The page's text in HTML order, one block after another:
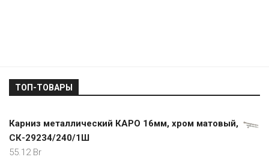
ТОП-ТОВАРЫ
Карниз металлический КАРО 16мм, хром матовый,
СК-29234/240/1Ш
55.12 Br